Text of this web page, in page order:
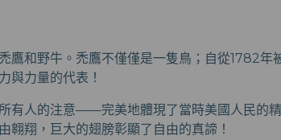
鷹和野牛。禿鷹不僅僅是一隻鳥；自從1782年
與力量的代表！
有人的注意——完美地體現了當時美國人民的精
翱翔，巨大的翅膀彰顯了自由的真諦！